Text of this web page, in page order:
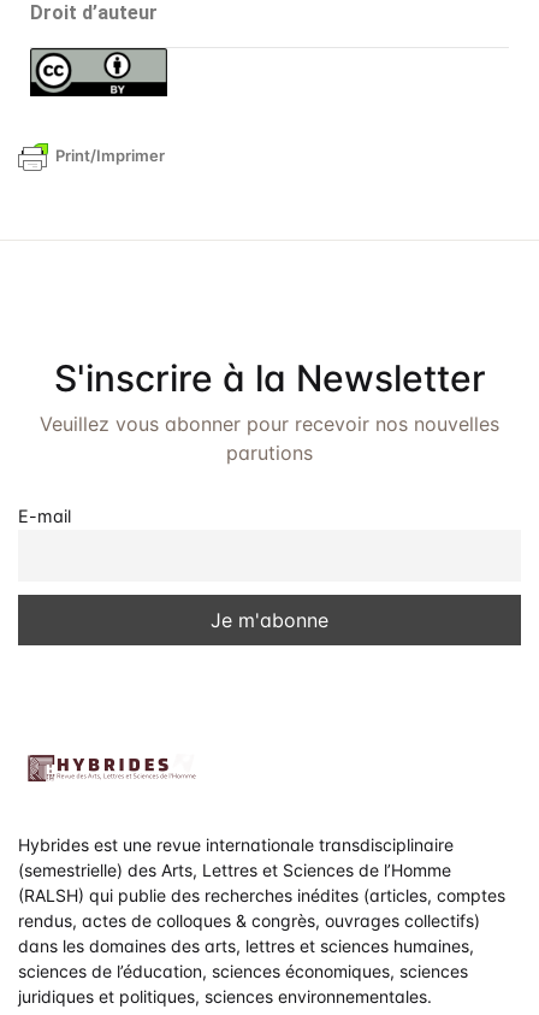
Droit d’auteur
Print/Imprimer
S'inscrire à la Newsletter
Veuillez vous abonner pour recevoir nos nouvelles
parutions
E-mail
Hybrides est une revue internationale transdisciplinaire
(semestrielle) des Arts, Lettres et Sciences de l’Homme
(RALSH) qui publie des recherches inédites (articles, comptes
rendus, actes de colloques & congrès, ouvrages collectifs)
dans les domaines des arts, lettres et sciences humaines,
sciences de l’éducation, sciences économiques, sciences
juridiques et politiques, sciences environnementales.